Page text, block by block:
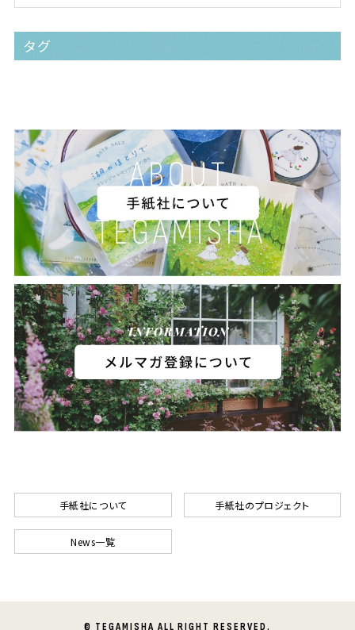
タグ
手紙社について 手紙社のプロジェクト
News一覧
© TEGAMISHA ALL RIGHT RESERVED.